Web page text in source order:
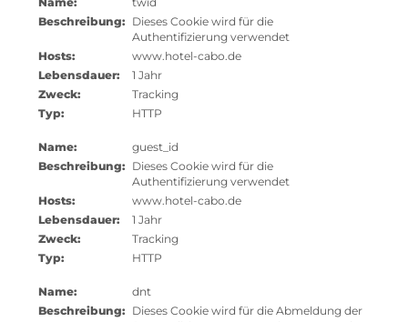
Beschreibung: Dieses Cookie wird für die
Authentifizierung verwendet
Hosts:
www.hotel-cabo.de
Lebensdauer:
1 Jahr
Zweck:
Tracking
Typ:
HTTP
Name:
guest_id
Beschreibung: Dieses Cookie wird für die
Authentifizierung verwendet
Hosts:
www.hotel-cabo.de
Lebensdauer:
1 Jahr
Zweck:
Tracking
Typ:
HTTP
Name:
dnt
Beschreibung: Dieses Cookie wird für die Abmeldung der